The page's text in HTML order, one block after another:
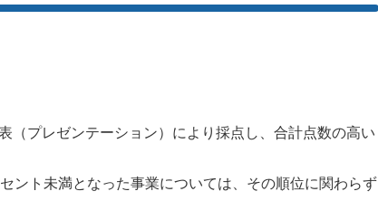
プレゼンテーション）により採点し、合計点数の高い
ント未満となった事業については、その順位に関わらず